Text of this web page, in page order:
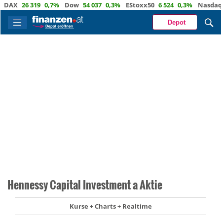
26 319 0,7% Dow 54 037 0,3% EStoxx50 6 524 0,3% Nasdaq 29
Depot
Hennessy Capital Investment a Aktie
Kurse + Charts + Realtime